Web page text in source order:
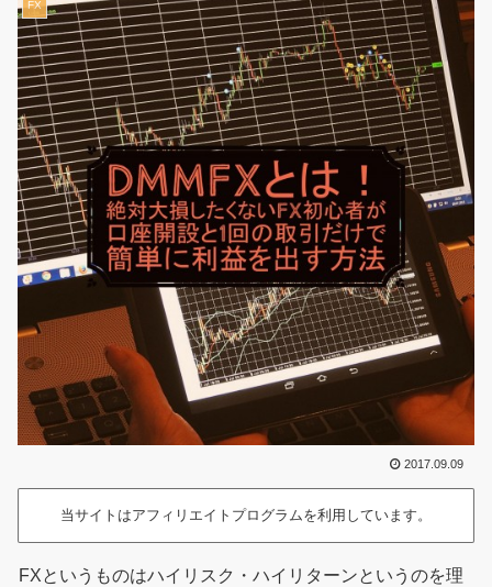
FX
2017.09.09
当サイトはアフィリエイトプログラムを利用しています。
FXというものはハイリスク・ハイリターンというのを理